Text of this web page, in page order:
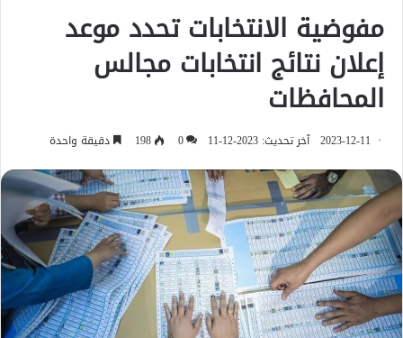
مفوضية الانتخابات تحدد موعد
إعلان نتائج انتخابات مجالس
المحافظات
2023-12-11 آخر تحديث: 2023-12-11 0
198 دقيقة واحدة